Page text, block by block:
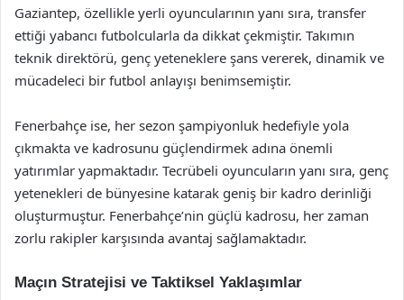
Gaziantep, özellikle yerli oyuncularının yanı sıra, transfer
ettiği yabancı futbolcularla da dikkat çekmiştir. Takımın
teknik direktörü, genç yeteneklere şans vererek, dinamik ve
mücadeleci bir futbol anlayışı benimsemiştir.
Fenerbahçe ise, her sezon şampiyonluk hedefiyle yola
çıkmakta ve kadrosunu güçlendirmek adına önemli
yatırımlar yapmaktadır. Tecrübeli oyuncuların yanı sıra, genç
yetenekleri de bünyesine katarak geniş bir kadro derinliği
oluşturmuştur. Fenerbahçe’nin güçlü kadrosu, her zaman
zorlu rakipler karşısında avantaj sağlamaktadır.
Maçın Stratejisi ve Taktiksel Yaklaşımlar